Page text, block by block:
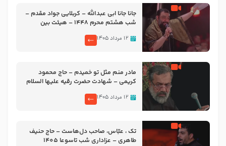
جانا جانا ابی عبدالله – کربلایی جواد مقدم –
شب هشتم محرم 1448 – هیئت بین
۱۲ مرداد ۱۴۰۵
مادر منم مثل تو خمیدم – حاج محمود
کریمی – شهادت حضرت رقیه علیها السلام
۱۲ مرداد ۱۴۰۵
تک ، عبّاس، صاحب دل‌هاست – حاج حنیف
طاهری – عزاداری شب تاسوعا 1405